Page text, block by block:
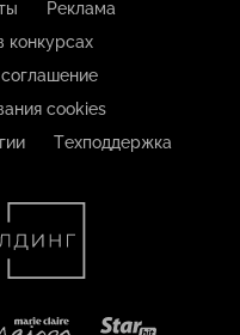
Реклама
конкурсах
cookies
Техподдержка